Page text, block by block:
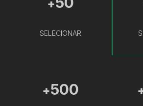
+
SELECIONAR
+500